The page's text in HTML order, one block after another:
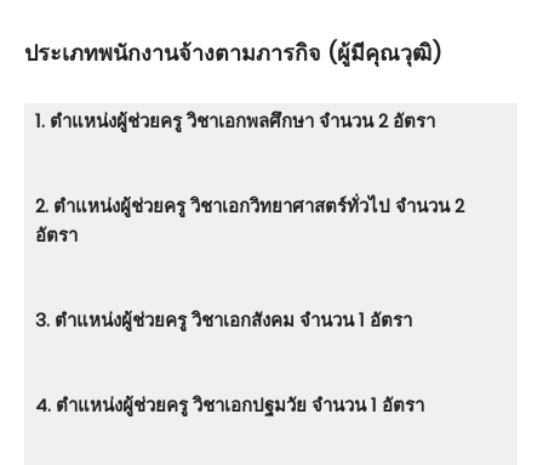
ประเภทพนักงานจ้างตามภารกิจ (ผู้มีคุณวุฒิ)
1. ตําแหน่งผู้ช่วยครู วิชาเอกพลศึกษา จำนวน 2 อัตรา
2. ตําแหน่งผู้ช่วยครู วิชาเอกวิทยาศาสตร์ทั่วไป จำนวน 2
อัตรา
3. ตําแหน่งผู้ช่วยครู วิชาเอกสังคม จำนวน 1 อัตรา
4. ตําแหน่งผู้ช่วยครู วิชาเอกปฐมวัย จำนวน 1 อัตรา